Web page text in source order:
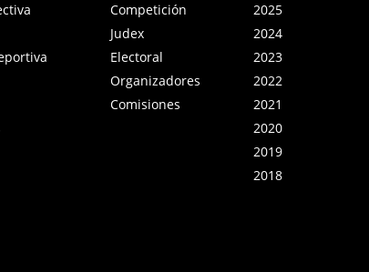
Competición
Judex
Electoral
Organizadores
Comisiones
2025
2024
2023
2022
2021
2020
2019
2018